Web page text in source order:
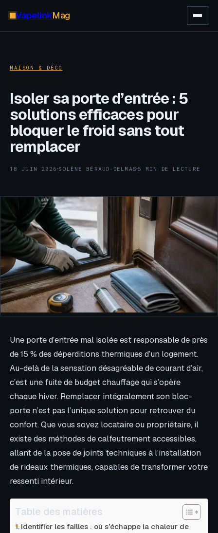
VapelinkMag
MAISON & DÉCO
Isoler sa porte d’entrée : 5
solutions efficaces pour
bloquer le froid sans tout
remplacer
18 JUIN 2026·SOLÈNE BÉRAUD-DELMAS ·
5 MIN DE LECTURE
Une porte d’entrée mal isolée est responsable de près
de 15 % des déperditions thermiques d’un logement.
Au-delà de la sensation désagréable de courant d’air,
c’est une fuite de budget chauffage qui s’opère
chaque hiver. Remplacer intégralement son bloc-
porte n’est pas l’unique solution pour retrouver du
confort. Que vous soyez locataire ou propriétaire, il
existe des méthodes de calfeutrement accessibles,
allant de la pose de joints techniques à l’installation
de rideaux thermiques, capables de transformer votre
ressenti intérieur.
Table des matières
Identifier les failles : où s’échappe la chaleur de